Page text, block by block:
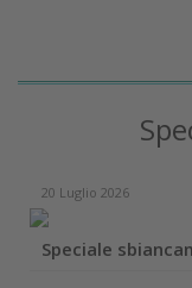
20 Luglio 2026
Speciale